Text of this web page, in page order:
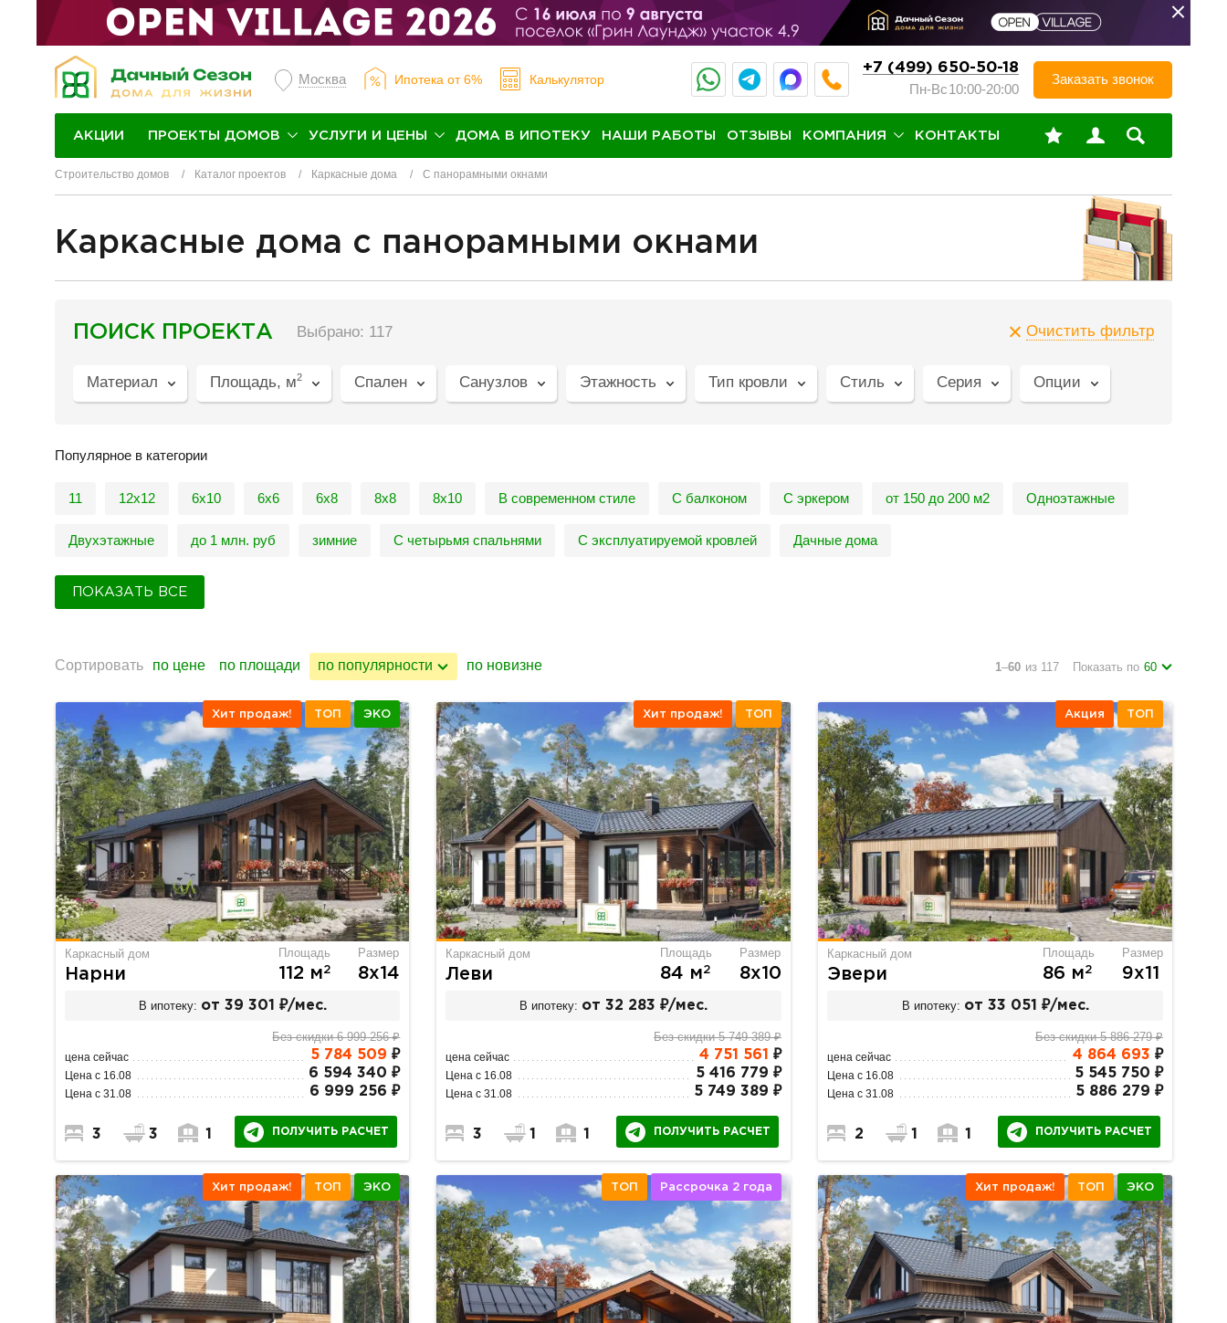
Москва Ипотека от 6% Калькулятор
+7 (499) 650-50-18
Пн-Вс10:00-20:00
Заказать звонок
АКЦИИ ПРОЕКТЫ ДОМОВ УСЛУГИ И ЦЕНЫ ДОМА В ИПОТЕКУ НАШИ РАБОТЫ ОТЗЫВЫ КОМПАНИЯ КОНТАКТЫ
Строительство домов Каталог проектов Каркасные дома С панорамными окнами
Каркасные дома с панорамными окнами
ПОИСК ПРОЕКТА Выбрано: 117 Очистить фильтр
Материал Площадь, м2 Спален Санузлов Этажность Тип кровли Стиль Серия Опции
Популярное в категории
11 12x12 6x10 6x6 6х8 8x8 8х10 В современном стиле С балконом С эркером от 150 до 200 м2 Одноэтажные
Двухэтажные до 1 млн. руб зимние С четырьмя спальнями С эксплуатируемой кровлей Дачные дома
ПОКАЗАТЬ ВСЕ
Сортировать по цене по площади по популярности по новизне 1–60 из 117 Показать по 60
Хит продаж! ТОП ЭКО
Каркасный дом
Нарни
Площадь
112 м2
Размер
8х14
В ипотеку: от 39 301 ₽/мес.
Без скидки 6 999 256 ₽
цена сейчас 5 784 509 ₽
Цена с 16.08 6 594 340 ₽
Цена с 31.08 6 999 256 ₽
3 3 1 ПОЛУЧИТЬ РАСЧЕТ
Хит продаж! ТОП
Каркасный дом
Леви
Площадь
84 м2
Размер
8х10
В ипотеку: от 32 283 ₽/мес.
Без скидки 5 749 389 ₽
цена сейчас 4 751 561 ₽
Цена с 16.08 5 416 779 ₽
Цена с 31.08 5 749 389 ₽
3 1 1 ПОЛУЧИТЬ РАСЧЕТ
Акция ТОП
Каркасный дом
Эвери
Площадь
86 м2
Размер
9х11
В ипотеку: от 33 051 ₽/мес.
Без скидки 5 886 279 ₽
цена сейчас 4 864 693 ₽
Цена с 16.08 5 545 750 ₽
Цена с 31.08 5 886 279 ₽
2 1 1 ПОЛУЧИТЬ РАСЧЕТ
Хит продаж! ТОП ЭКО ТОП Рассрочка 2 года Хит продаж! ТОП ЭКО